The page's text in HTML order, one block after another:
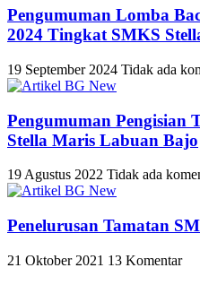
Pengumuman Lomba
2024 Tingkat SMKS
19 September 2024 Tidak ada
Pengumuman Pengisian
Stella Maris Labuan Bajo
19 Agustus 2022 Tidak ada
Penelurusan Tamatan
21 Oktober 2021 13 Komentar